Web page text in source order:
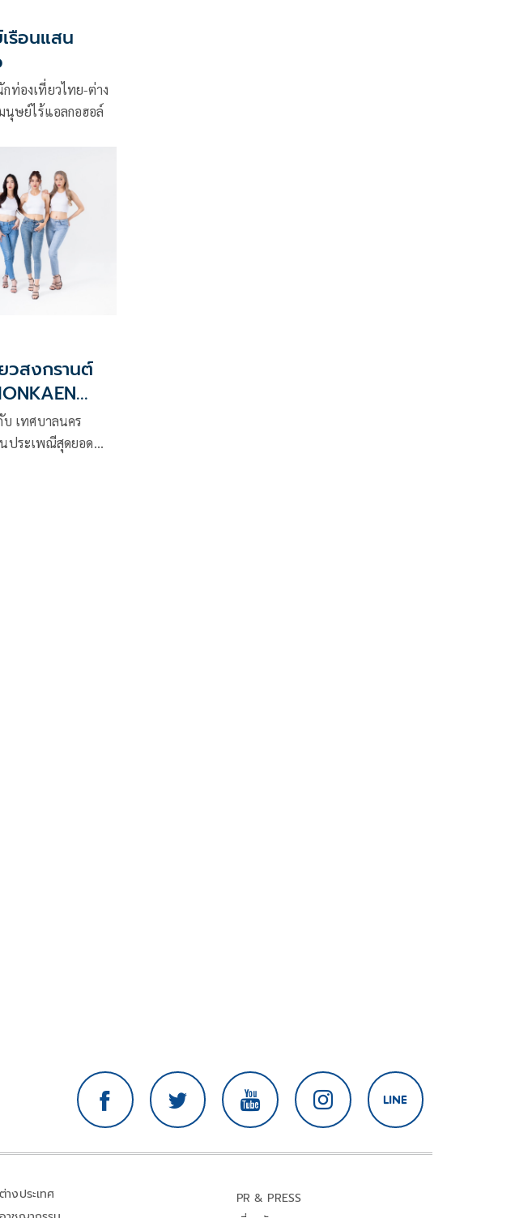
รือนแสน
ท่องเที่ยวไทย-ต่าง
นุษย์ไร้แอลกอฮอล์
วสงกรานต์
2024'
บ เทศบาลนคร
ประเพณีสุดยอด
ต่างประเทศ
PR & PRESS